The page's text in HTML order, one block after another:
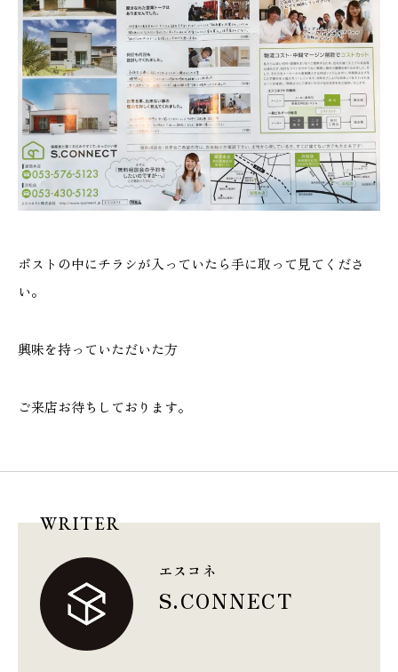
10:00〜19:00 水曜定休 10:00〜19:00 水曜定休
ポストの中にチラシが入っていたら手に取って見てくださ
い。
興味を持っていただいた方
ご来店お待ちしております。
WRITER
エスコネ
S.CONNECT